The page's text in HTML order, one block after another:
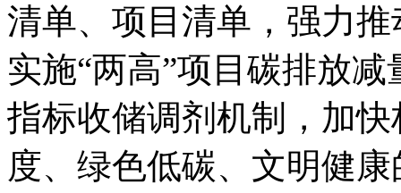
清单、项目清单，强力
实施“两高”项目碳排放
指标收储调剂机制，加
度、绿色低碳、文明健